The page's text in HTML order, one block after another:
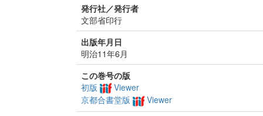
発行社／発行者
文部省印行
出版年月日
明治11年6月
この巻号の版
初版
Viewer
京都合書堂版
Viewer